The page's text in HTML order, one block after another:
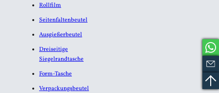
Rollfilm
Seitenfaltenbeutel
Ausgießerbeutel
Dreiseitige
Siegelrandtasche
Form-Tasche
Verpackungsbeutel